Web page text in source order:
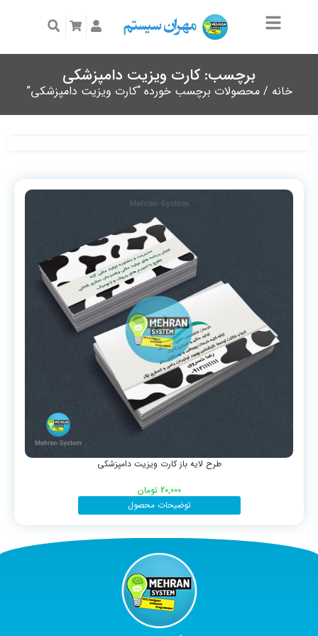
برچسب: کارت ویزیت دامپزشکی
خانه / محصولات برچسب خورده “کارت ویزیت دامپزشکی”
طرح لایه باز کارت ویزیت دامپزشکی
20,000 تومان
توضیحات محصول